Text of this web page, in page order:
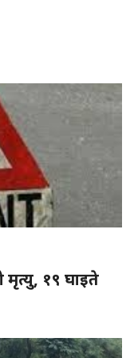
मृत्यु, १९ घाइते